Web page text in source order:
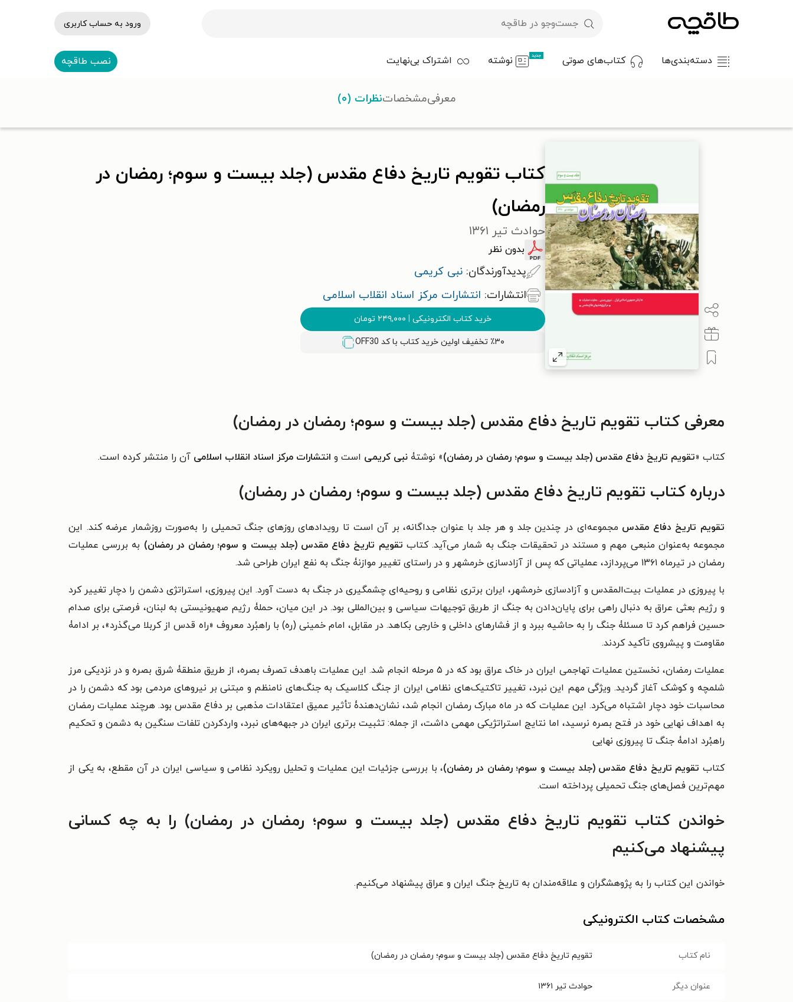
ورود به حساب کاربری
دسته‌بندی‌ها کتاب‌های صوتی جدید نوشته اشتراک بی‌نهایت نصب طاقچه
کتاب تقویم تاریخ دفاع مقدس (جلد بیست و سوم؛ رمضان در
رمضان)
حوادث تیر ۱۳۶۱
بدون نظر
پدیدآورندگان: نبی کریمی
انتشارات: انتشارات مرکز اسناد انقلاب اسلامی
خرید کتاب الکترونیکی ۲۴۹,۰۰۰ تومان
٪۳۰ تخفیف اولین خرید کتاب با کد OFF30
معرفیمشخصاتنظرات (۰)
معرفی کتاب تقویم تاریخ دفاع مقدس (جلد بیست و سوم؛ رمضان در رمضان)
کتاب «تقویم تاریخ دفاع مقدس (جلد بیست و سوم؛ رمضان در رمضان)» نوشتۀ نبی کریمی است و انتشارات مرکز اسناد انقلاب اسلامی آن را منتشر کرده است.
درباره کتاب تقویم تاریخ دفاع مقدس (جلد بیست و سوم؛ رمضان در رمضان)
تقویم تاریخ دفاع مقدس مجموعه‌ای در چندین جلد و هر جلد با عنوان جداگانه، بر آن است تا رویدادهای روزهای جنگ تحمیلی را به‌صورت روزشمار عرضه کند. این
مجموعه به‌عنوان منبعی مهم و مستند در تحقیقات جنگ به شمار می‌آید. کتاب تقویم تاریخ دفاع مقدس (جلد بیست و سوم؛ رمضان در رمضان) به بررسی عملیات
رمضان در تیرماه ۱۳۶۱ می‌پردازد، عملیاتی که پس از آزادسازی خرمشهر و در راستای تغییر موازنۀ جنگ به نفع ایران طراحی شد.
با پیروزی در عملیات بیت‌المقدس و آزادسازی خرمشهر، ایران برتری نظامی و روحیه‌ای چشمگیری در جنگ به دست آورد. این پیروزی، استراتژی دشمن را دچار تغییر کرد
و رژیم بعثی عراق به دنبال راهی برای پایان‌دادن به جنگ از طریق توجیهات سیاسی و بین‌المللی بود. در این میان، حملۀ رژیم صهیونیستی به لبنان، فرصتی برای صدام
حسین فراهم کرد تا مسئلۀ جنگ را به حاشیه ببرد و از فشارهای داخلی و خارجی بکاهد. در مقابل، امام خمینی (ره) با راهبُرد معروف «راه قدس از کربلا می‌گذرد»، بر ادامۀ
مقاومت و پیشروی تأکید کردند.
عملیات رمضان، نخستین عملیات تهاجمی ایران در خاک عراق بود که در ۵ مرحله انجام شد. این عملیات باهدف تصرف بصره، از طریق منطقۀ شرق بصره و در نزدیکی مرز
شلمچه و کوشک آغاز گردید. ویژگی مهم این نبرد، تغییر تاکتیک‌های نظامی ایران از جنگ کلاسیک به جنگ‌های نامنظم و مبتنی بر نیروهای مردمی بود که دشمن را در
محاسبات خود دچار اشتباه می‌کرد. این عملیات که در ماه مبارک رمضان انجام شد، نشان‌دهندۀ تأثیر عمیق اعتقادات مذهبی بر دفاع مقدس بود. هرچند عملیات رمضان
به اهداف نهایی خود در فتح بصره نرسید، اما نتایج استراتژیکی مهمی داشت، از جمله: تثبیت برتری ایران در جبهه‌های نبرد، واردکردن تلفات سنگین به دشمن و تحکیم
راهبُرد ادامۀ جنگ تا پیروزی نهایی
کتاب تقویم تاریخ دفاع مقدس (جلد بیست و سوم؛ رمضان در رمضان)، با بررسی جزئیات این عملیات و تحلیل رویکرد نظامی و سیاسی ایران در آن مقطع، به یکی از
مهم‌ترین فصل‌های جنگ تحمیلی پرداخته است.
خواندن کتاب تقویم تاریخ دفاع مقدس (جلد بیست و سوم؛ رمضان در رمضان) را به چه کسانی
پیشنهاد می‌کنیم
خواندن این کتاب را به پژوهشگران و علاقه‌مندان به تاریخ جنگ ایران و عراق پیشنهاد می‌کنیم.
مشخصات کتاب الکترونیکی
نام کتاب تقویم تاریخ دفاع مقدس (جلد بیست و سوم؛ رمضان در رمضان)
عنوان دیگر حوادث تیر ۱۳۶۱